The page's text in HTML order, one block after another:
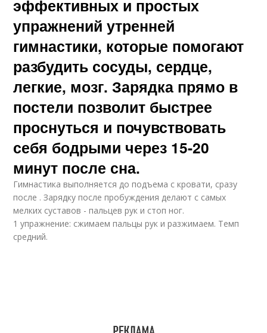
Упражнение для
плечевого пояса
Упражнение для
Упражнение для
Упражнение для
Упражнение для рук
пресса
эффективных и простых
упражнений утренней
гимнастики, которые помогают
разбудить сосуды, сердце,
легкие, мозг. Зарядка прямо в
постели позволит быстрее
проснуться и почувствовать
себя бодрыми через 15-20
минут после сна.
Гимнастика выполняется до подъема с кровати, сразу
после . Зарядку после пробуждения делают с самых
мелких суставов - пальцев рук и стоп ног.
1 упражнение: сжимаем пальцы рук и разжимаем. Темп
средний.